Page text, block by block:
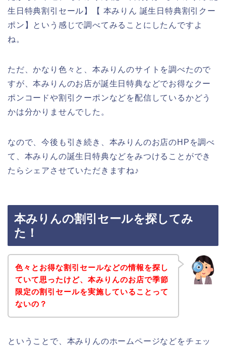
生日特典割引セール】【 本みりん 誕生日特典割引クー
ポン】という感じで調べてみることにしたんですよ
ね。
ただ、かなり色々と、本みりんのサイトを調べたので
すが、本みりんのお店が誕生日特典などでお得なクー
ポンコードや割引クーポンなどを配信しているかどう
かは分かりませんでした。
なので、今後も引き続き、本みりんのお店のHPを調べ
て、本みりんの誕生日特典などをみつけることができ
たらシェアさせていただきますね♪
本みりんの割引セールを探してみ
た！
色々とお得な割引セールなどの情報を探し
ていて思ったけど、本みりんのお店で季節
限定の割引セールを実施していることって
ないの？
ということで、本みりんのホームページなどをチェッ